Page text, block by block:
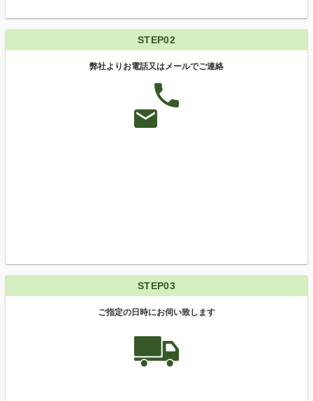
STEP02
弊社よりお電話又はメールでご連絡
STEP03
ご指定の日時にお伺い致します